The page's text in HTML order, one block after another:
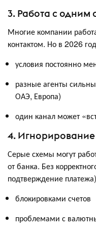
3. Работа с одним
Многие компании
контактом. Но в 2026
условия постоянно
разные агенты
ОАЭ, Европа)
один канал может
4.
Серые схемы могут
от банка. Без
подтверждение
блокировками счетов
проблемами с